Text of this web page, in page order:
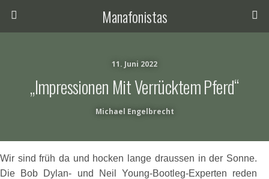
Manafonistas
11. Juni 2022
„Impressionen Mit Verrücktem Pferd“
Michael Engelbrecht
Wir sind früh da und hocken lange draussen in der Sonne.
Die Bob Dylan- und Neil Young-Bootleg-Experten reden